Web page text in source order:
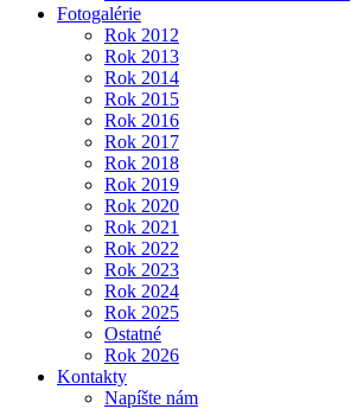
Fotogalérie
Rok 2012
Rok 2013
Rok 2014
Rok 2015
Rok 2016
Rok 2017
Rok 2018
Rok 2019
Rok 2020
Rok 2021
Rok 2022
Rok 2023
Rok 2024
Rok 2025
Ostatné
Rok 2026
Kontakty
Napíšte nám